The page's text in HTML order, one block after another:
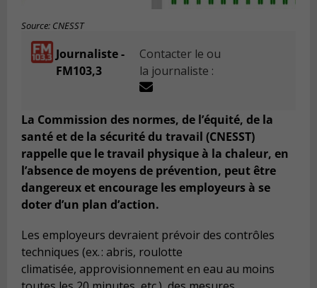
Source: CNESST
Journaliste -
FM103,3
Contacter le ou
la journaliste :
La Commission des normes, de l’équité, de la
santé et de la sécurité du travail (CNESST)
rappelle que le travail physique à la chaleur, en
l’absence de moyens de prévention, peut être
dangereux et encourage les employeurs à se
doter d’un plan d’action.
Les employeurs devraient prévoir des contrôles
techniques (ex. : abris, roulotte
climatisée, approvisionnement en eau au moins